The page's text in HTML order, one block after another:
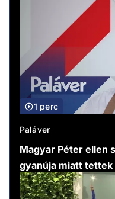
1 perc
Paláver
Magyar Péter ellen
gyanúja miatt